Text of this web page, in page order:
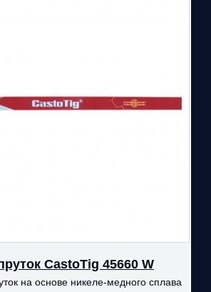
CastoTig 45660 W
на основе никеле-медного сплава